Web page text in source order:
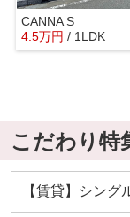
CANNA S
4.5万円 / 1LDK
こだわり特
【賃貸】シング